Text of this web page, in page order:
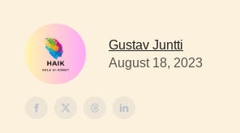
Gustav Juntti
August 18, 2023